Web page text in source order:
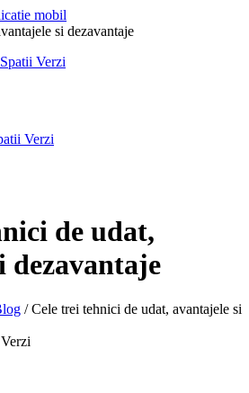
mobil
si dezavantaje
Verzi
Verzi
de udat,
dezavantaje
/Cele trei tehnici de udat, avantajele si